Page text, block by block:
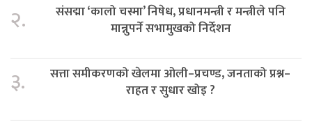
२.
संसद्मा ‘कालो चस्मा’ निषेध, प्रधानमन्त्री र मन्त्रीले पनि
मान्नुपर्ने सभामुखको निर्देशन
३.
सत्ता समीकरणको खेलमा ओली–प्रचण्ड, जनताको प्रश्न–
राहत र सुधार खोइ ?